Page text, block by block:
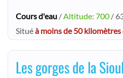
Cours d'eau /Altitude: 700 /
Situéà moins de 50 kilomètres
Les gorges de la